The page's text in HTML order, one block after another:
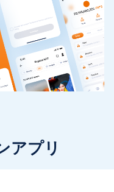
アプリ